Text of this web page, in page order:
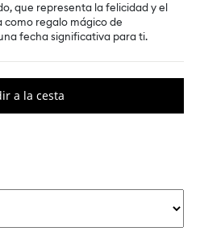
que representa la felicidad y el
como regalo mágico de
fecha significativa para ti.